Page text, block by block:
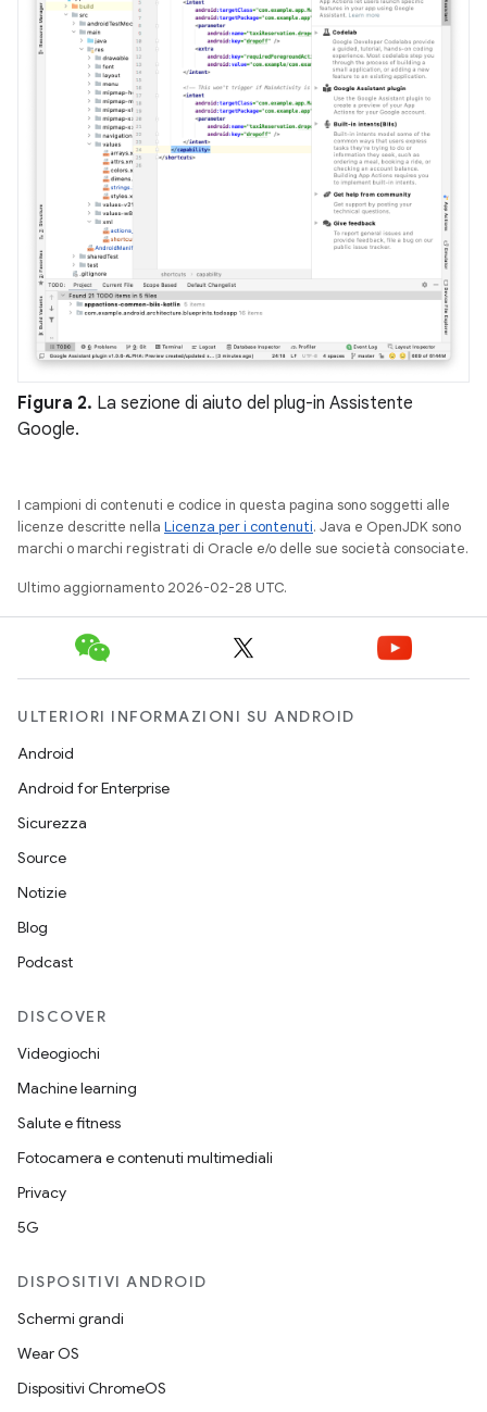
Figura 2. La sezione di aiuto del plug-in Assistente
Google.
I campioni di contenuti e codice in questa pagina sono soggetti alle
licenze descritte nella Licenza per i contenuti. Java e OpenJDK sono
marchi o marchi registrati di Oracle e/o delle sue società consociate.
Ultimo aggiornamento 2026-02-28 UTC.
ULTERIORI INFORMAZIONI SU ANDROID
Android
Android for Enterprise
Sicurezza
Source
Notizie
Blog
Podcast
DISCOVER
Videogiochi
Machine learning
Salute e fitness
Fotocamera e contenuti multimediali
Privacy
5G
DISPOSITIVI ANDROID
Schermi grandi
Wear OS
Dispositivi ChromeOS